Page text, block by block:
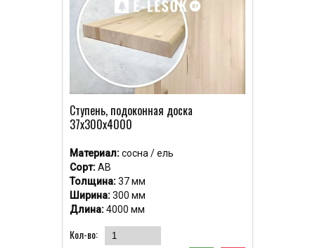
Ступень, подоконная доска
37x300x4000
Материал:сосна / ель
Сорт:АВ
Толщина:37 мм
Ширина:300 мм
Длина:4000 мм
Кол-во: